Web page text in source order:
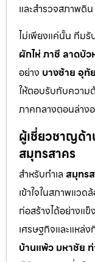
และสำรวจสภาพดิน
ไม่เพียงแค่นั้น ทีมรั
ผักไห่ภาชี ลาดบัว
อย่าง บางซ้าย อุทัย
ให้ตอบรับกับความ
ภาคกลางตอนล่าง
ผู้เชี่ยวชาญด้
สมุทรสาคร
สำหรับทำเล สมุทร
เข้าใจในสภาพแว
ก่อสร้างได้อย่างแข็
เศรษฐกิจและแหล่
บ้านแพ้ว มหาชัย